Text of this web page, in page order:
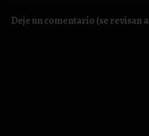
Deje un comentario (se revisan